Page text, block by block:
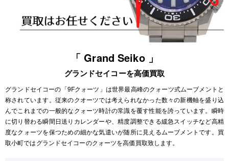
「 Grand Seiko 」
グランドセイコーを高価買取
グランドセイコーの「9Fクォーツ」は世界最高峰のクォーツ式ムーブメントと
称されています。従来のクオーツでは考えられなかった数々の新機軸を盛り込
んでこれまでの一般的なクォーツ時計の常識を覆す性能を誇っています。瞬時
に切り替わる瞬間日送りカレンダーや、精度調整できる緩急スイッチなど高精
度なクォーツを保つための細かな気遣いが随所に見えるムーブメントです。買
取小町ではグランドセイコーのクォーツを高価買取致します。